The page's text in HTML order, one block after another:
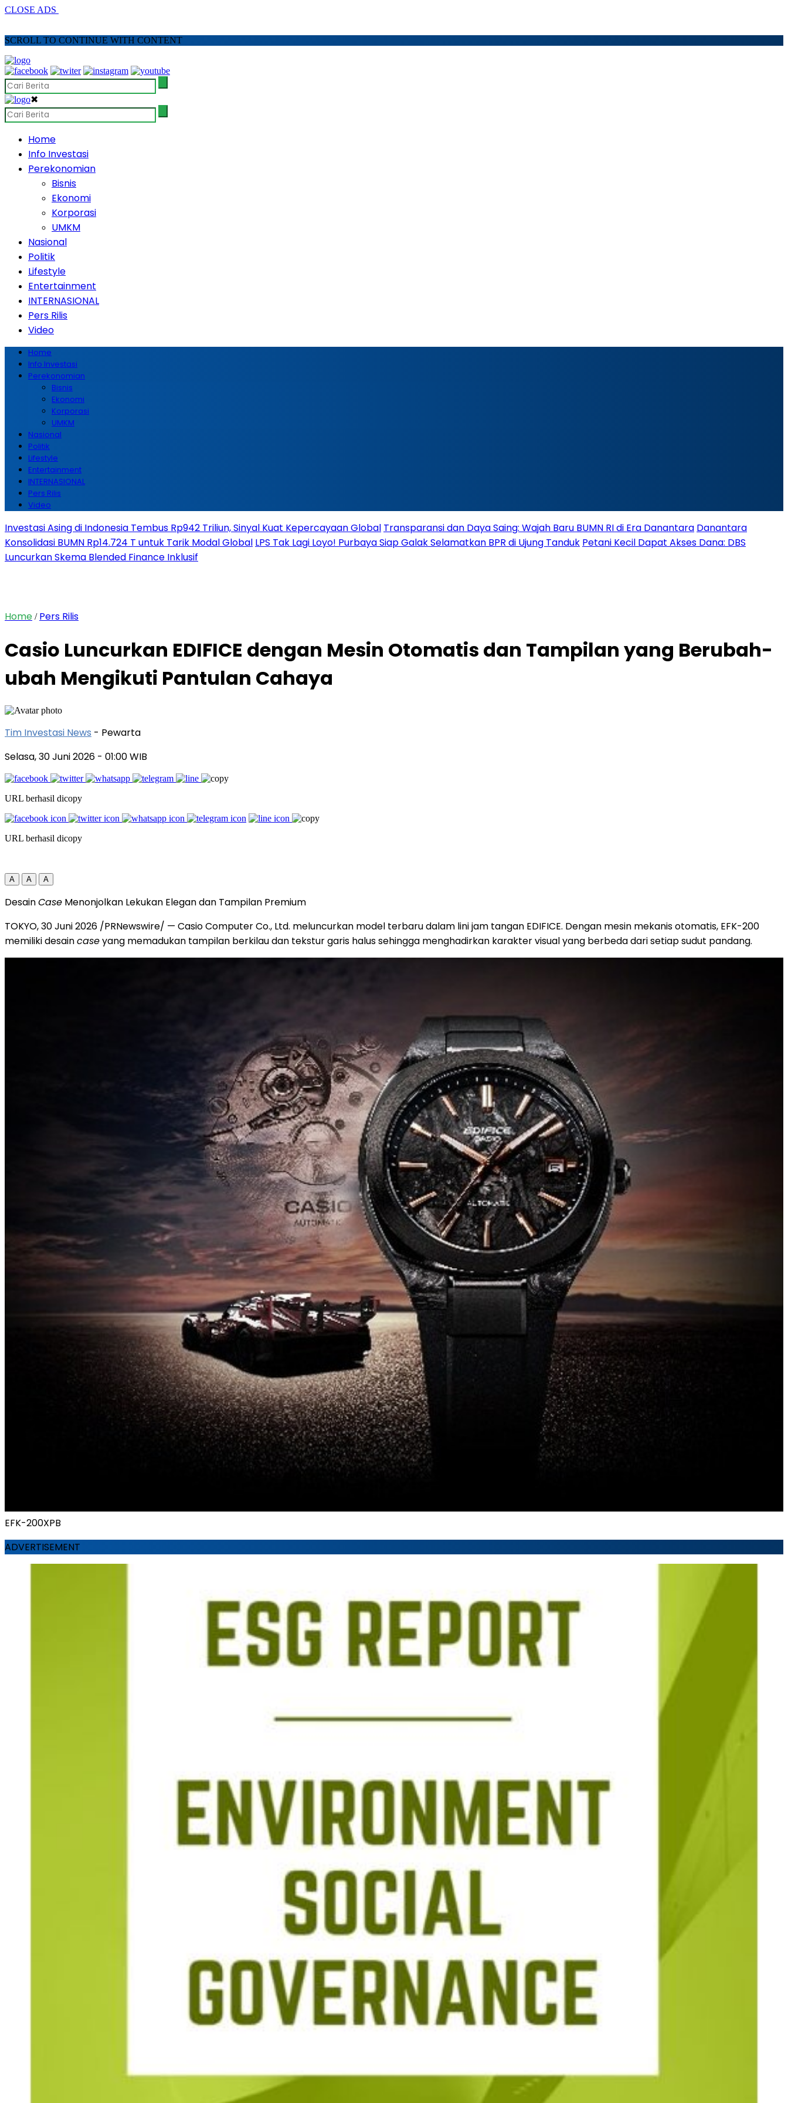
CLOSE ADS
SCROLL TO CONTINUE WITH CONTENT
✖
Home
Info Investasi
Perekonomian
Bisnis
Ekonomi
Korporasi
UMKM
Nasional
Politik
Lifestyle
Entertainment
INTERNASIONAL
Pers Rilis
Video
Home
Info Investasi
Perekonomian
Bisnis
Ekonomi
Korporasi
UMKM
Nasional
Politik
Lifestyle
Entertainment
INTERNASIONAL
Pers Rilis
Video
Investasi Asing di Indonesia Tembus Rp942 Triliun, Sinyal Kuat Kepercayaan Global Transparansi dan Daya Saing: Wajah Baru BUMN RI di Era Danantara Danantara
Konsolidasi BUMN Rp14.724 T untuk Tarik Modal Global LPS Tak Lagi Loyo! Purbaya Siap Galak Selamatkan BPR di Ujung Tanduk Petani Kecil Dapat Akses Dana: DBS
Luncurkan Skema Blended Finance Inklusif
Home / Pers Rilis
Casio Luncurkan EDIFICE dengan Mesin Otomatis dan Tampilan yang Berubah-
ubah Mengikuti Pantulan Cahaya
Tim Investasi News - Pewarta
Selasa, 30 Juni 2026 - 01:00 WIB
URL berhasil dicopy
URL berhasil dicopy
A A A
DesainCase Menonjolkan Lekukan Elegan dan Tampilan Premium
TOKYO,30 Juni 2026 /PRNewswire/ — Casio Computer Co., Ltd. meluncurkan model terbaru dalam lini jam tangan EDIFICE. Dengan mesin mekanis otomatis, EFK-200
memiliki desaincaseyang memadukan tampilan berkilau dan tekstur garis halus sehingga menghadirkan karakter visual yang berbeda dari setiap sudut pandang.
EFK-200XPB
ADVERTISEMENT